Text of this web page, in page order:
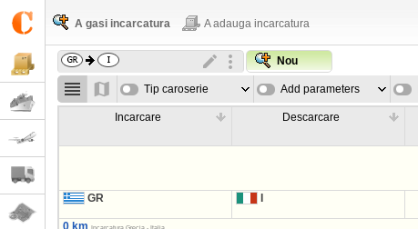
A gasi incarcatura A adauga incarcatura
Nou
Tip caroserie Add parameters
Incarcare Descarcare
GR
0 km
Incarcatura Grecia - Italia